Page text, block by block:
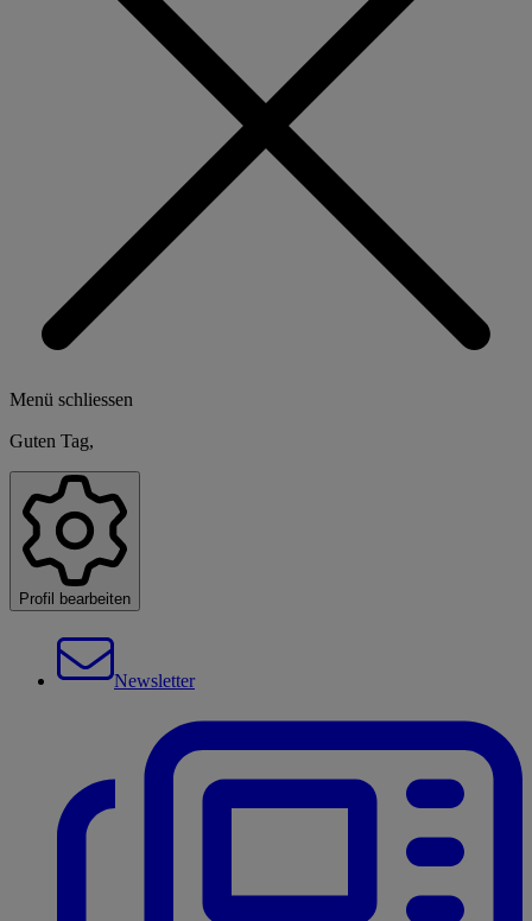
Menü schliessen
Guten Tag,
Profil bearbeiten
Newsletter